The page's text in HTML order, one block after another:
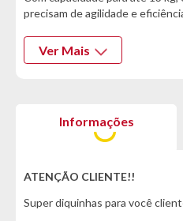
precisam de agilidade e
enquanto o duplo dispenser e o
diluição garantem melhor
Com nove níveis de água, você
conforme a necessidade. A
diferencial sustentável,
Ver Mais
Informações
ATENÇÃO CLIENTE!!
Super diquinhas para você